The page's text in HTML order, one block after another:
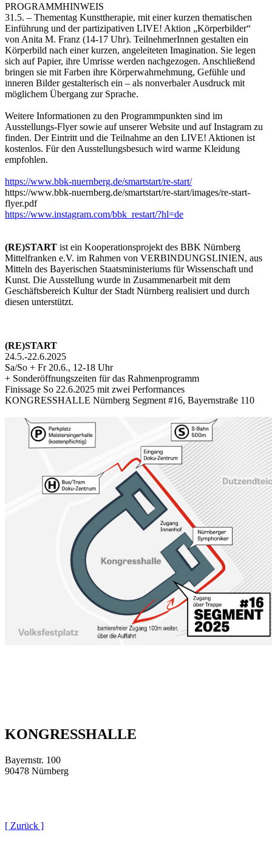
PROGRAMMHINWEIS
31.5. – Thementag Kunsttherapie, mit einer kurzen thematischen
Einführung und der partizipativen LIVE! Aktion „Körperbilder“
von Anita M. Franz (14-17 Uhr). TeilnehmerInnen gestalten ein
Körperbild nach einer kurzen, angeleiteten Imagination. Sie legen
sich auf Papier, ihre Umrisse werden nachgezogen. Anschließend
bringen sie mit Farben ihre Körperwahrnehmung, Gefühle und
inneren Bilder gestalterisch ein – als nonverbaler Ausdruck mit
möglichem Übergang zur Sprache.
Weitere Informationen zu den Programmpunkten sind im
Ausstellungs-Flyer sowie auf unserer Website und auf Instagram zu
finden. Der Eintritt und die Teilnahme an den LIVE! Aktionen ist
kostenlos. Für den Ausstellungsbesuch wird warme Kleidung
empfohlen.
https://www.bbk-nuernberg.de/smartstart/re-start/
https://www.bbk-nuernberg.de/smartstart/re-start/images/re-start-
flyer.pdf
https://www.instagram.com/bbk_restart/?hl=de
(RE)START ist ein Kooperationsprojekt des BBK Nürnberg
Mittelfranken e.V. im Rahmen von VERBINDUNGSLINIEN, aus
Mitteln des Bayerischen Staatsministeriums für Wissenschaft und
Kunst. Die Ausstellung wurde in Zusammenarbeit mit dem
Geschäftsbereich Kultur der Stadt Nürnberg realisiert und durch
diesen unterstützt.
(RE)START
24.5.-22.6.2025
Sa/So + Fr 20.6., 12-18 Uhr
+ Sonderöffnungszeiten für das Rahmenprogramm
Finissage So 22.6.2025 mit zwei Performances
KONGRESSHALLE Nürnberg Segment #16, Bayernstraße 110
KONGRESSHALLE
Bayernstr. 100
90478 Nürnberg
[ Zurück ]